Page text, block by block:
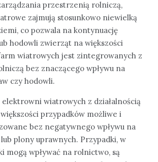
przestrzenią rolniczą,
zajmują stosunkowo niewielką
co pozwala na kontynuację
hodowli zwierząt na większości
wiatrowych jest zintegrowanych z
bez znaczącego wpływu na
czy hodowli.
elektrowni wiatrowych z działalnością
przypadków możliwe i
bez negatywnego wpływu na
plony uprawnych. Przypadki, w
mogą wpływać na rolnictwo, są